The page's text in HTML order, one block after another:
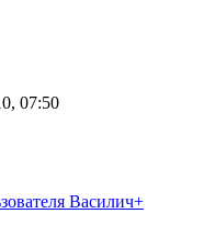
07:50
Василич+